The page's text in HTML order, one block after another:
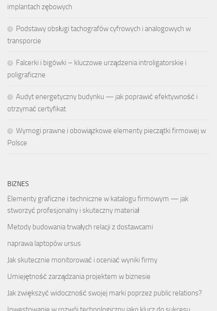
implantach zębowych
Podstawy obsługi tachografów cyfrowych i analogowych w
transporcie
Falcerki i bigówki – kluczowe urządzenia introligatorskie i
poligraficzne
Audyt energetyczny budynku — jak poprawić efektywność i
otrzymać certyfikat
Wymogi prawne i obowiązkowe elementy pieczątki firmowej w
Polsce
BIZNES
Elementy graficzne i techniczne w katalogu firmowym — jak
stworzyć profesjonalny i skuteczny materiał
Metody budowania trwałych relacji z dostawcami
naprawa laptopów ursus
Jak skutecznie monitorować i oceniać wyniki firmy
Umiejętność zarządzania projektem w biznesie
Jak zwiększyć widoczność swojej marki poprzez public relations?